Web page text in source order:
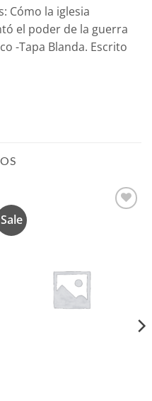
Cómo la iglesia
el poder de la guerra
-Tapa Blanda. Escrito
Sale